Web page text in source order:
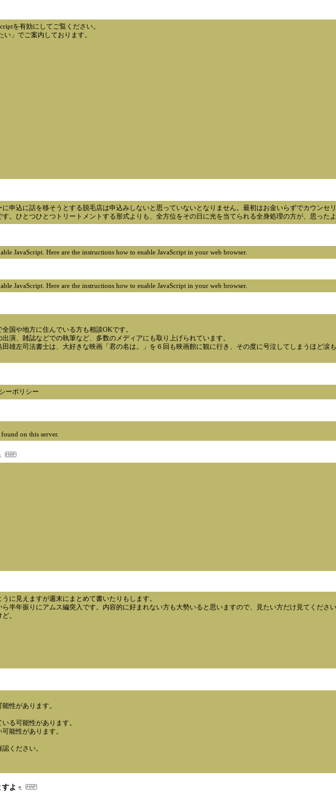
を有効にしてご覧ください。
い」でご案内しております。
申込に話を移そうとする脱毛店は申込みしないと思っていないとなりません。最初はお金いらずでカウン
。ひとつひとつトリートメントする形式よりも、全方位をその日に光を当てられる全身処理の方が、思った
JavaScript. Here are the instructions how to enable JavaScript in your web browser.
JavaScript. Here are the instructions how to enable JavaScript in your web browser.
国や地方に住んでいる方も相談OKです。
演、雑誌などでの執筆など、多数のメディアにも取り上げられています。
雄左司法書士は、大好きな映画「君の名は。」を６回も映画館に観に行き、その度に号泣してしまうほど涙
ーポリシー
on this server.
に見えますが週末にまとめて書いたりもします。
半年振りにアムス編突入です。内容的に好まれない方も大勢いると思いますので、見たい方だけ見てくださ
。
性があります。
る可能性があります。
能性があります。
ください。
よ